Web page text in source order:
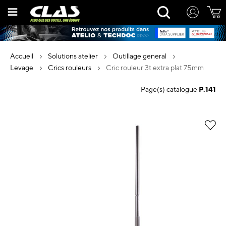
contenu
Rechercher
accueil solutions atelier
outillage general
levage
crics rouleurs cric rouleur 3t extra plat 75mm
Page(s) catalogue P.141